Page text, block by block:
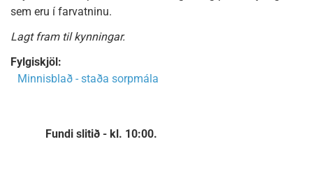
sem eru í farvatninu.
Lagt fram til kynningar.
Fylgiskjöl:
Minnisblað - staða sorpmála
Fundi slitið - kl. 10:00.